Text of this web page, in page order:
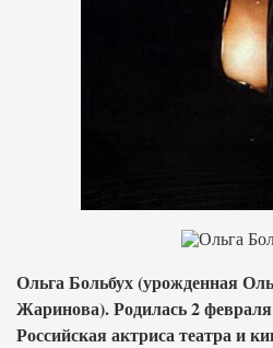
Ольга Больбух (урожденная
Жаринова). Родилась 2
Российская актриса театра и